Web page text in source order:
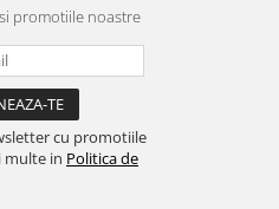
promotiile noastre
cu promotiile
multe in Politica de